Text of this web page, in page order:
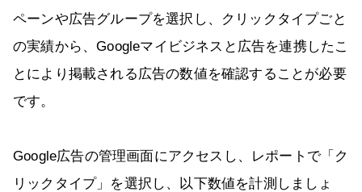
ペーンや広告グループを選択し、クリックタイプごと
の実績から、Googleマイビジネスと広告を連携したこ
とにより掲載される広告の数値を確認することが必要
です。
Google広告の管理画面にアクセスし、レポートで「ク
リックタイプ」を選択し、以下数値を計測しましょ